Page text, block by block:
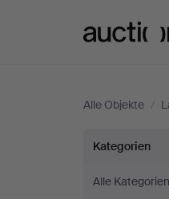
Alle Objekte /
Silber
bei
Kategorien
Alle Kategorien